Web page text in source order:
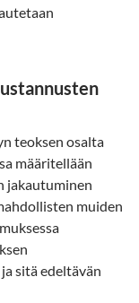
teoksen osalta
määritellään
jakautuminen
muiden
sitä edeltävän